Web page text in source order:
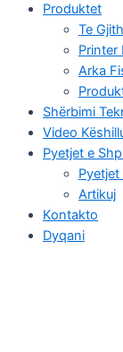
Produktet
Te
Printer
Arka
Shërbimi
Video
Pyetjet e
Artikuj
Kontakto
Dyqani